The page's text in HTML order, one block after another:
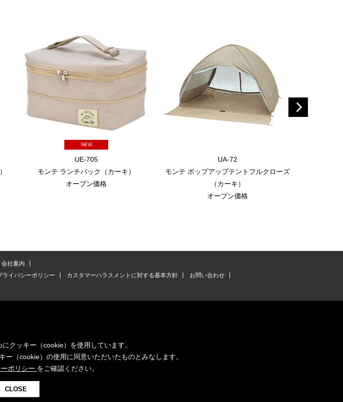
NEW
UE-705
モンテ ランチバック（カーキ）
オープン価格
UA-72
モンテ ポップアップテントフルクローズ
（カーキ）
オープン価格
会社案内
ライバシーポリシー カスタマーハラスメントに対する基本方針
お問い合わせ
クッキー（cookie）を使用しています。
（cookie）の使用に同意いただいたものとみなします。
ポリシー をご確認ください。
CLOSE